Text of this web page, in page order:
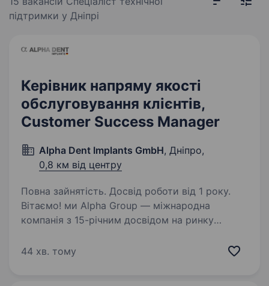
підтримки у Дніпрі
Керівник напряму якості
обслуговування клієнтів,
Customer Success Manager
Alpha Dent Implants GmbH, Дніпро,
0,8 км від центру
Повна зайнятість. Досвід роботи від 1 року.
Вітаємо! ми Alpha Group — міжнародна
компанія з 15-річним досвідом на ринку
у 30+ країнах світу та шукаємо фахівця, який
44 хв. тому